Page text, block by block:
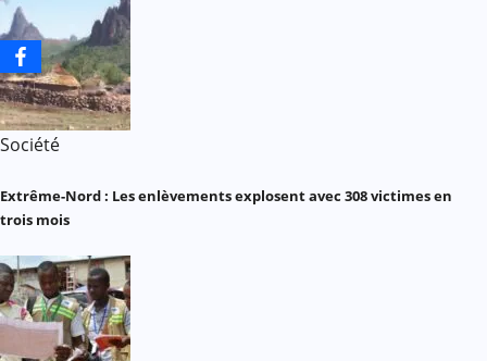
Société
Extrême-Nord : Les enlèvements explosent avec 308 victimes en
trois mois